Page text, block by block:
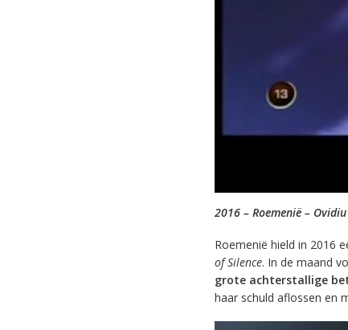
2016 – Roemenië –
Roemenië hield in 2016
of Silence. In de maand
grote achterstallige
haar schuld aflossen en